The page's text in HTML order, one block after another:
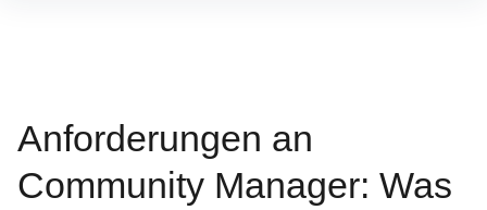
Anforderungen an
Community Manager: Was